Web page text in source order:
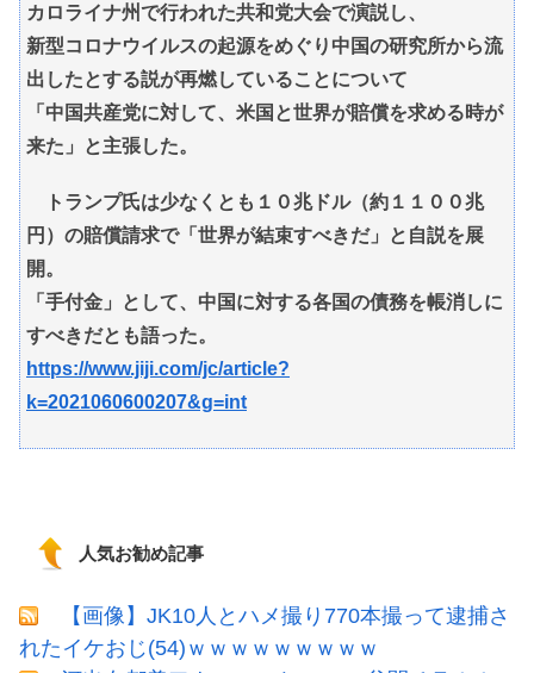
カロライナ州で行われた共和党大会で演説し、
新型コロナウイルスの起源をめぐり中国の研究所から流
出したとする説が再燃していることについて
「中国共産党に対して、米国と世界が賠償を求める時が
来た」と主張した。
トランプ氏は少なくとも１０兆ドル（約１１００兆
円）の賠償請求で「世界が結束すべきだ」と自説を展
開。
「手付金」として、中国に対する各国の債務を帳消しに
すべきだとも語った。
https://www.jiji.com/jc/article?
k=2021060600207&g=int
人気お勧め記事
【画像】JK10人とハメ撮り770本撮って逮捕さ
れたイケおじ(54)ｗｗｗｗｗｗｗｗｗ